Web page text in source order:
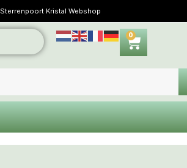
Sterrenpoort Kristal Webshop
0